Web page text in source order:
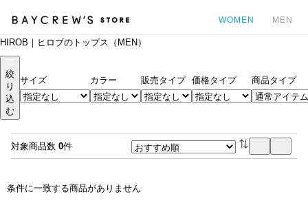
WOMEN MEN
HIROB｜ヒロブのトップス（MEN）
絞
り
込
む
サイズ カラー 販売タイプ 価格タイプ 商品タイプ
対象商品数 0件
条件に一致する商品がありません